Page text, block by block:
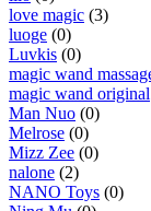
love magic (3)
luoge (0)
Luvkis (0)
magic wand
magic wand original
Man Nuo (0)
Melrose (0)
Mizz Zee (0)
nalone (2)
NANO Toys (0)